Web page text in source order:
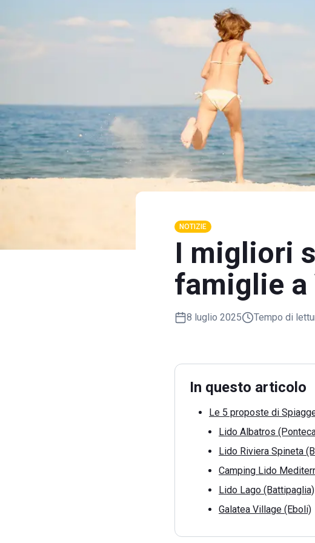
NOTIZIE
I migliori
famiglie a
8 luglio 2025 Tempo di
In questo articolo
Le 5 proposte di
Lido Albatros
Lido Riviera Spineta
Camping Lido
Lido Lago (Battipaglia)
Galatea Village (Eboli)